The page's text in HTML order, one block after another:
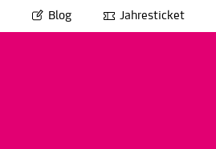
Blog Jahresticket